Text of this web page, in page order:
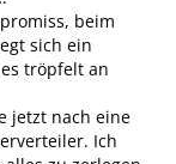
beim
sich ein
tröpfelt an
jetzt nach eine
Ich